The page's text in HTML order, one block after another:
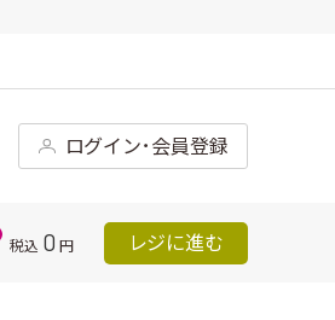
ログイン･会員登録
税込 0 円 レジに進む